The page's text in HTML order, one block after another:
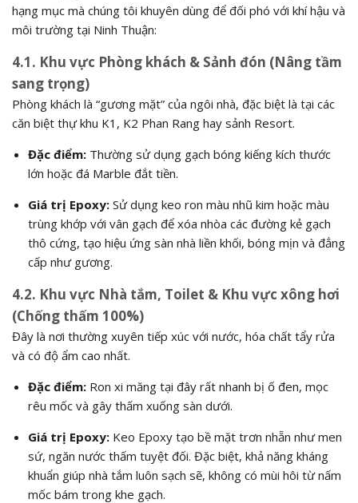
hạng mục mà chúng tôi khuyên dùng để đối phó với khí hậu và
môi trường tại Ninh Thuận:
4.1. Khu vực Phòng khách & Sảnh đón (Nâng tầm
sang trọng)
Phòng khách là “gương mặt” của ngôi nhà, đặc biệt là tại các
căn biệt thự khu K1, K2 Phan Rang hay sảnh Resort.
Đặc điểm:Thường sử dụng gạch bóng kiếng kích thước
lớn hoặc đá Marble đắt tiền.
Giá trị Epoxy:Sử dụng keo ron màu nhũ kim hoặc màu
trùng khớp với vân gạch để xóa nhòa các đường kẻ gạch
thô cứng, tạo hiệu ứng sàn nhà liền khối, bóng mịn và đẳng
cấp như gương.
4.2. Khu vực Nhà tắm, Toilet & Khu vực xông hơi
(Chống thấm 100%)
Đây là nơi thường xuyên tiếp xúc với nước, hóa chất tẩy rửa
và có độ ẩm cao nhất.
Đặc điểm:Ron xi măng tại đây rất nhanh bị ố đen, mọc
rêu mốc và gây thấm xuống sàn dưới.
Giá trị Epoxy:Keo Epoxy tạo bề mặt trơn nhẵn như men
sứ, ngăn nước thấm tuyệt đối. Đặc biệt, khả năng kháng
khuẩn giúp nhà tắm luôn sạch sẽ, không có mùi hôi từ nấm
mốc bám trong khe gạch.